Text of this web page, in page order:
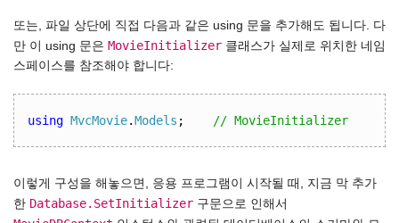
또는, 파일 상단에 직접 다음과 같은 using 문을 추가해도 됩니다. 다
만 이 using 문은 MovieInitializer 클래스가 실제로 위치한 네임
스페이스를 참조해야 합니다:
using MvcMovie.Models ; // MovieInitializer
이렇게 구성을 해놓으면, 응용 프로그램이 시작될 때, 지금 막 추가
한 Database.SetInitializer 구문으로 인해서